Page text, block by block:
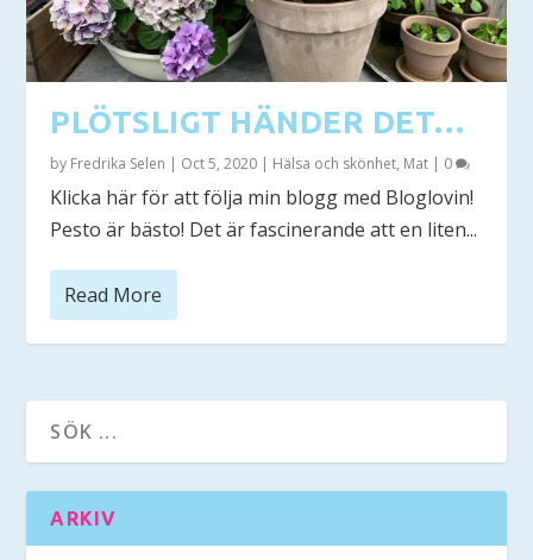
PLÖTSLIGT HÄNDER DET…
by Fredrika Selen | Oct 5, 2020 | Hälsa och skönhet, Mat | 0
Klicka här för att följa min blogg med Bloglovin!
Pesto är bästo! Det är fascinerande att en liten...
Read More
ARKIV